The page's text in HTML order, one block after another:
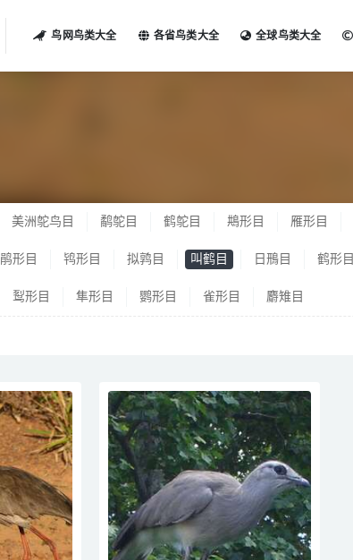
鸟网鸟类大全 各省鸟类大全 全球鸟类大全
美洲鸵鸟目 鹬鸵目 鹤鸵目 䳍形目 雁形目
鹃形目 鸨形目 拟鹑目 叫鹤目 日鳽目 鹤形目
䴕形目 隼形目 鹦形目 雀形目 麝雉目